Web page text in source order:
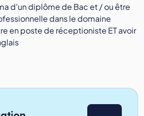
d'un diplôme de Bac et / ou être
dans le domaine
en poste de réceptioniste ET avoir